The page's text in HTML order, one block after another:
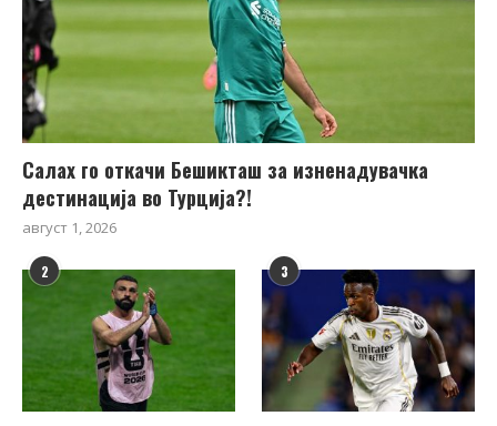
Салах го откачи Бешикташ за изненадувачка
дестинација во Турција?!
август 1, 2026
2 3